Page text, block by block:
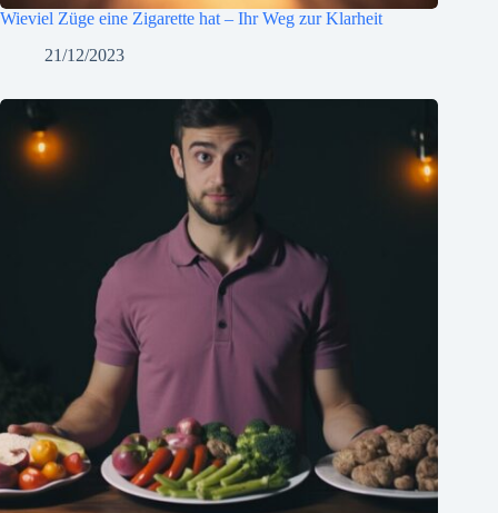
Wieviel Züge eine Zigarette hat – Ihr Weg zur Klarheit
21/12/2023